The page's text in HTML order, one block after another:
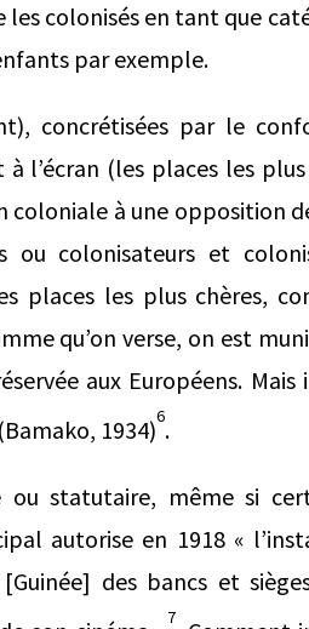
colonisés en tant que
par exemple.
concrétisées par le
l’écran (les places les
à une opposition
colonisateurs et
places les plus chères,
qu’on verse, on est
aux Européens.
1934)6.
statutaire, même si
autorise en 1918 «
des bancs et
7